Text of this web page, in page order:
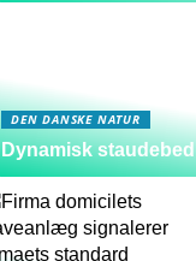
DEN DANSKE NATUR
Dynamisk staudebed